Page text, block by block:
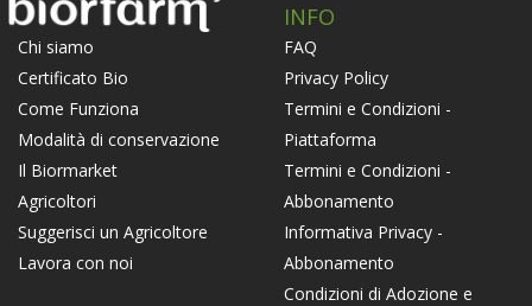
Chi siamo
Certificato Bio
Come Funziona
Modalità di conservazione
Il Biormarket
Agricoltori
Suggerisci un Agricoltore
Lavora con noi
INFO
FAQ
Privacy Policy
Termini e Condizioni -
Piattaforma
Termini e Condizioni -
Abbonamento
Informativa Privacy -
Abbonamento
Condizioni di Adozione e